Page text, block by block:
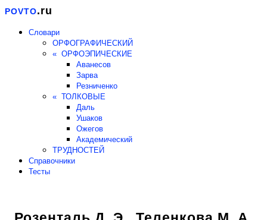
POVTO.ru
Словари
ОРФОГРАФИЧЕСКИЙ
« ОРФОЭПИЧЕСКИЕ
Аванесов
Зарва
Резниченко
« ТОЛКОВЫЕ
Даль
Ушаков
Ожегов
Академический
ТРУДНОСТЕЙ
Справочники
Тесты